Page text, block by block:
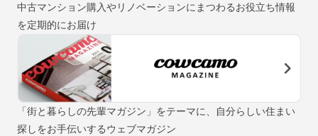
中古マンション購入やリノベーションにまつわるお役立ち情報
を定期的にお届け
「街と暮らしの先輩マガジン」をテーマに、自分らしい住まい
探しをお手伝いするウェブマガジン